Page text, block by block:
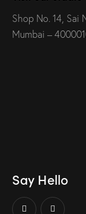
Shop No. 14, Sai
Mumbai –
Say Hello